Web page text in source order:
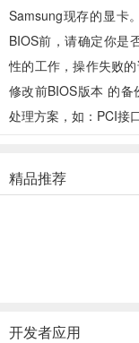
Samsung现存的显卡
BIOS前，请确定你是
性的工作，操作失败
修改前BIOS版本 的
处理方案，如：PCI接
精品推荐
开发者应用